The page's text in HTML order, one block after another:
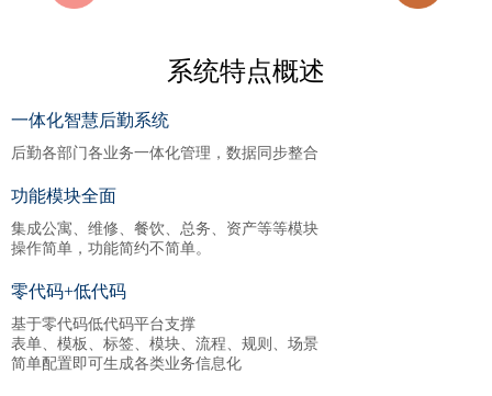
系统特点概述
一体化智慧后勤系统
后勤各部门各业务一体化管理，数据同步整合
功能模块全面
集成公寓、维修、餐饮、总务、资产等等模块
操作简单，功能简约不简单。
零代码+低代码
基于零代码低代码平台支撑
表单、模板、标签、模块、流程、规则、场景
简单配置即可生成各类业务信息化